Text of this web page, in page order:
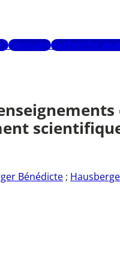
GlossaireRecherche
Bénédicte ;